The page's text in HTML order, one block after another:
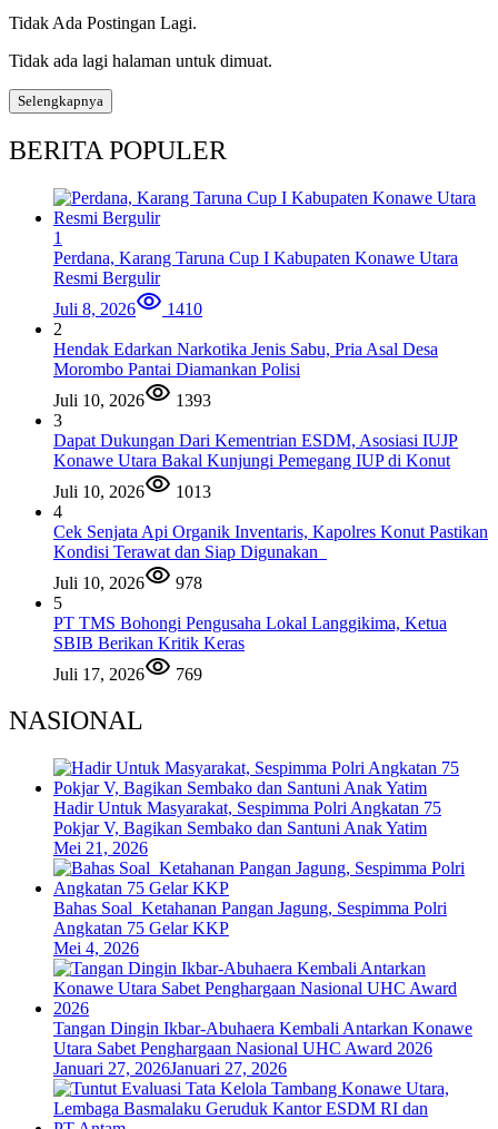
Tidak Ada Postingan Lagi.
Tidak ada lagi halaman untuk dimuat.
Selengkapnya
BERITA POPULER
1
Perdana, Karang Taruna Cup I Kabupaten Konawe Utara
Resmi Bergulir
Juli 8, 2026
1410
2
Hendak Edarkan Narkotika Jenis Sabu, Pria Asal Desa
Morombo Pantai Diamankan Polisi
Juli 10, 2026
1393
3
Dapat Dukungan Dari Kementrian ESDM, Asosiasi IUJP
Konawe Utara Bakal Kunjungi Pemegang IUP di Konut
Juli 10, 2026
1013
4
Cek Senjata Api Organik Inventaris, Kapolres Konut Pastikan
Kondisi Terawat dan Siap Digunakan
Juli 10, 2026
978
5
PT TMS Bohongi Pengusaha Lokal Langgikima, Ketua
SBIB Berikan Kritik Keras
Juli 17, 2026
769
NASIONAL
Hadir Untuk Masyarakat, Sespimma Polri Angkatan 75
Pokjar V, Bagikan Sembako dan Santuni Anak Yatim
Mei 21, 2026
Bahas Soal Ketahanan Pangan Jagung, Sespimma Polri
Angkatan 75 Gelar KKP
Mei 4, 2026
Tangan Dingin Ikbar-Abuhaera Kembali Antarkan Konawe
Utara Sabet Penghargaan Nasional UHC Award 2026
Januari 27, 2026Januari 27, 2026